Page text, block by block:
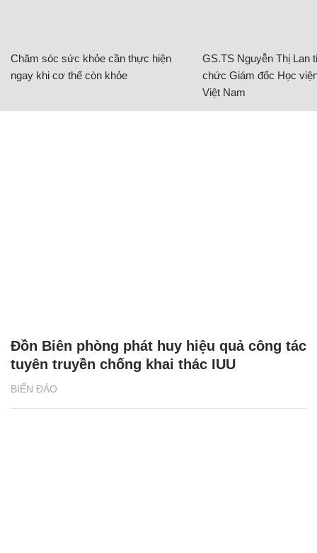
Chăm sóc sức khỏe cần thực hiện
ngay khi cơ thể còn khỏe
GS.TS Nguyễn Thị Lan
chức Giám đốc Học
Việt Nam
BIỂN ĐẢO
Đồn Biên phòng phát huy hiệu quả công tác
tuyên truyền chống khai thác IUU